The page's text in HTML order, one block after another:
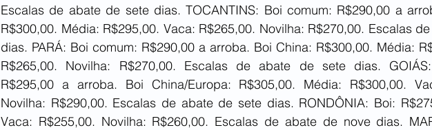
Escalas de abate de sete dias. TOCANTINS: Boi comum: R$290,00 a
R$300,00. Média: R$295,00. Vaca: R$265,00. Novilha: R$270,00. Escalas
dias. PARÁ: Boi comum: R$290,00 a arroba. Boi China: R$300,00. Média:
R$265,00. Novilha: R$270,00. Escalas de abate de sete dias.
R$295,00 a arroba. Boi China/Europa: R$305,00. Média: R$300,00.
Novilha: R$290,00. Escalas de abate de sete dias. RONDÔNIA: Boi:
Vaca: R$255,00. Novilha: R$260,00. Escalas de abate de nove dias.